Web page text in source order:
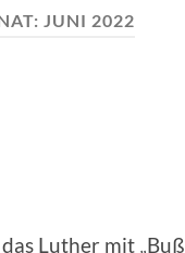
JUNI 2022
Luther mit